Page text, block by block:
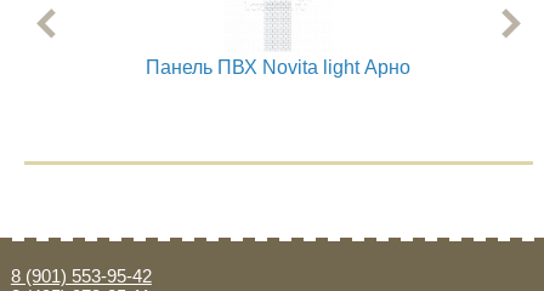
Панель ПВХ Novita light Арно
8 (901) 553-95-42